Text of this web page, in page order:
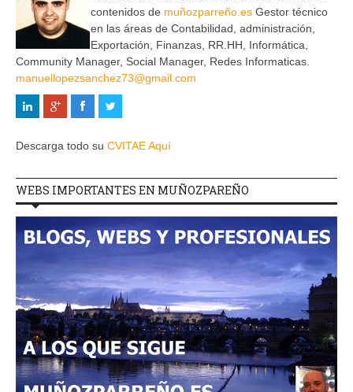
contenidos de muñozparreño.es Gestor técnico
en las áreas de Contabilidad, administración,
Exportación, Finanzas, RR.HH, Informática,
Community Manager, Social Manager, Redes Informaticas.
manuellopezsanchez73@gmail.com
Descarga todo su CVITAE Aquí
WEBS IMPORTANTES EN MUÑOZPAREÑO